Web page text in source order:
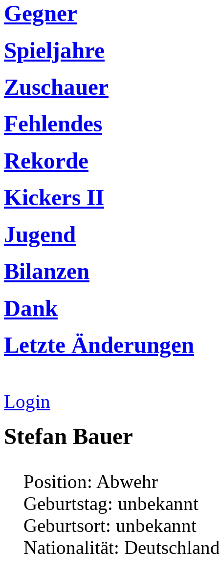
Gegner
Spieljahre
Zuschauer
Fehlendes
Rekorde
Kickers II
Jugend
Bilanzen
Dank
Letzte Änderungen
Login
Stefan Bauer
Position: Abwehr
Geburtstag: unbekannt
Geburtsort: unbekannt
Nationalität: